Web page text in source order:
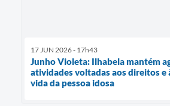
17 JUN 2026 - 17h43
Junho Violeta: Ilhabela mantém
atividades voltadas aos direitos e
vida da pessoa idosa